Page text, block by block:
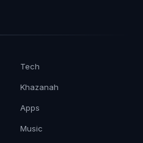
Tech
Khazanah
Apps
Music